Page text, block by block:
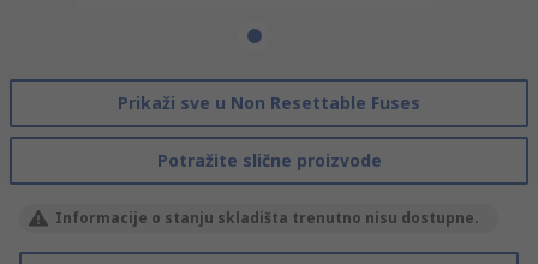
Prikaži sve u Non Resettable Fuses
Potražite slične proizvode
Informacije o stanju skladišta trenutno nisu dostupne.